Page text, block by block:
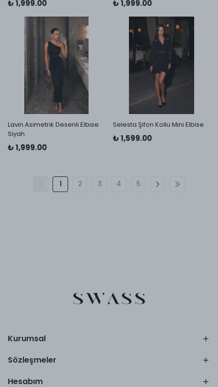
₺ 1,999.00 ₺ 1,999.00
Lavin Asimetrik Desenli Elbise
Siyah
₺ 1,999.00
Selesta Şifon Kollu Mini Elbise
₺ 1,599.00
1 2 3 4 5
Kurumsal
Sözleşmeler
Hesabım